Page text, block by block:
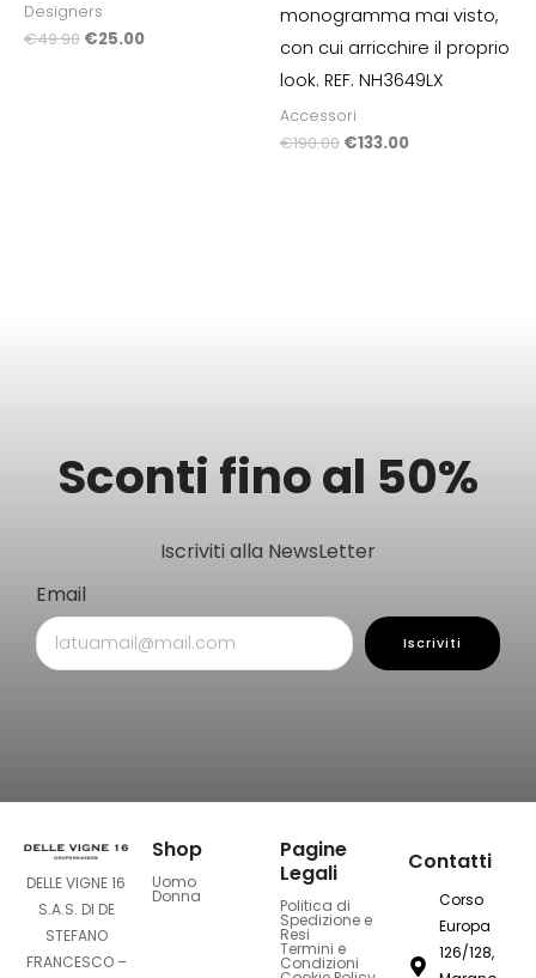
Designers
€49.90 €25.00
monogramma mai visto,
con cui arricchire il proprio
look. REF. NH3649LX
Accessori
€190.00 €133.00
Sconti fino al 50%
Iscriviti alla NewsLetter
Email
Iscriviti
DELLE VIGNE 16
S.A.S. DI DE
STEFANO
FRANCESCO –
Shop
Uomo
Donna
Pagine
Legali
Politica di
Spedizione e
Resi
Termini e
Condizioni
Contatti
Corso
Europa
126/128,